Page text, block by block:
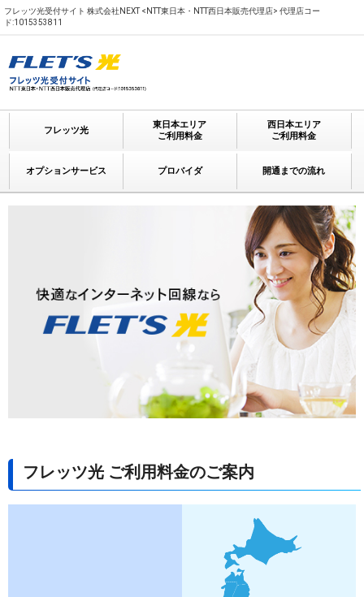
フレッツ光受付サイト 株式会社NEXT <NTT東日本・NTT西日本販売代理店> 代理店コー
ド:1015353811
フレッツ光
東日本エリア
ご利用料金
西日本エリア
ご利用料金
オプションサービス プロバイダ 開通までの流れ
フレッツ光 ご利用料金のご案内